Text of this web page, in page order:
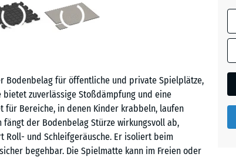
Bodenbelag für öffentliche und private Spielplätze,
zuverlässige Stoßdämpfung und eine
für Bereiche, in denen Kinder krabbeln, laufen
der Bodenbelag Stürze wirkungsvoll ab,
und Schleifgeräusche. Er isoliert beim
begehbar. Die Spielmatte kann im Freien oder